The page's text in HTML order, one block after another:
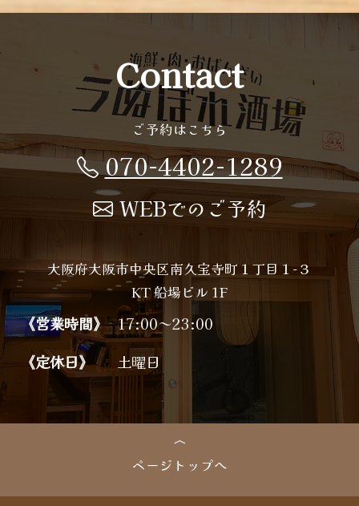
Contact
ご予約はこちら
070-4402-1289
WEBでのご予約
大阪府大阪市中央区南久宝寺町１丁目１−３
KT 船場ビル 1F
《営業時間》 17:00～23:00
《定休日》 土曜日
ページトップへ